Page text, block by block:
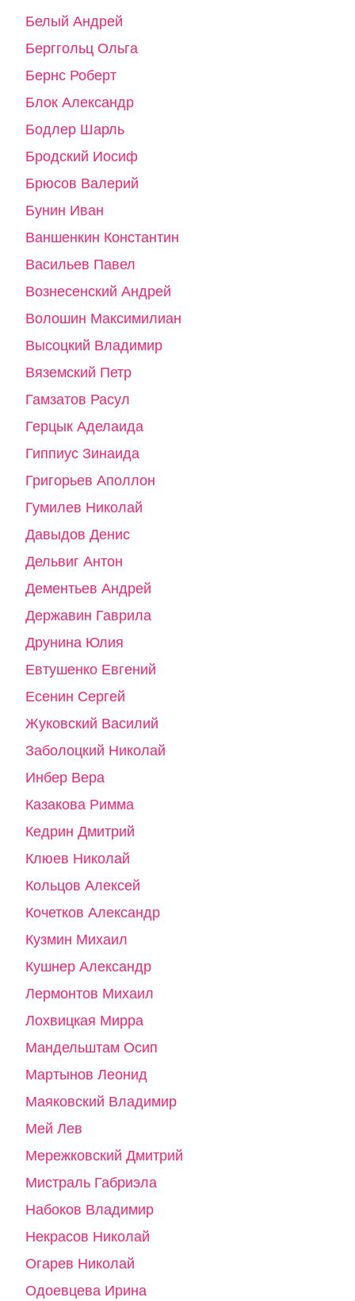
Белый Андрей
Берггольц Ольга
Бернс Роберт
Блок Александр
Бодлер Шарль
Бродский Иосиф
Брюсов Валерий
Бунин Иван
Ваншенкин Константин
Васильев Павел
Вознесенский Андрей
Волошин Максимилиан
Высоцкий Владимир
Вяземский Петр
Гамзатов Расул
Герцык Аделаида
Гиппиус Зинаида
Григорьев Аполлон
Гумилев Николай
Давыдов Денис
Дельвиг Антон
Дементьев Андрей
Державин Гаврила
Друнина Юлия
Евтушенко Евгений
Есенин Сергей
Жуковский Василий
Заболоцкий Николай
Инбер Вера
Казакова Римма
Кедрин Дмитрий
Клюев Николай
Кольцов Алексей
Кочетков Александр
Кузмин Михаил
Кушнер Александр
Лермонтов Михаил
Лохвицкая Мирра
Мандельштам Осип
Мартынов Леонид
Маяковский Владимир
Мей Лев
Мережковский Дмитрий
Мистраль Габриэла
Набоков Владимир
Некрасов Николай
Огарев Николай
Одоевцева Ирина